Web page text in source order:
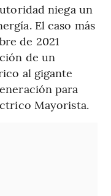
niega un
El caso más
de 2021
de un
al gigante
para
Mayorista.